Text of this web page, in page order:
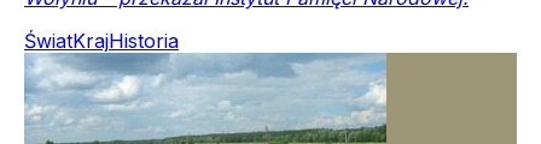
ŚwiatKrajHistoria